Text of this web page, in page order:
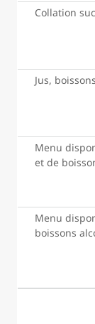
Collation
Jus,
Menu
et de
Menu
boissons